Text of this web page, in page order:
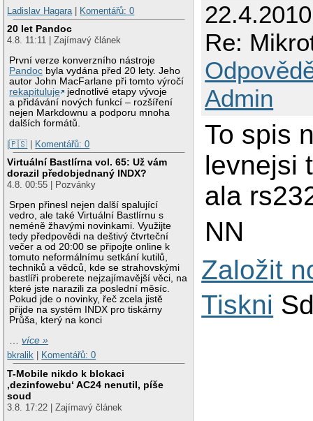
Ladislav Hagara | Komentářů: 0
20 let Pandoc
4.8. 11:11 | Zajímavý článek
První verze konverzního nástroje
Pandoc byla vydána před 20 lety. Jeho
autor John MacFarlane při tomto výročí
rekapituluje
jednotlivé etapy vývoje
a přidávání nových funkcí – rozšíření
nejen Markdownu a podporu mnoha
dalších formátů.
|🇵🇸 | Komentářů: 0
Virtuální Bastlírna vol. 65: Už vám
dorazil předobjednaný INDX?
4.8. 00:55 | Pozvánky
Srpen přinesl nejen další spalující
vedro, ale také Virtuální Bastlírnu s
neméně žhavými novinkami. Využijte
tedy předpovědi na deštivý čtvrteční
večer a od 20:00 se připojte online k
tomuto neformálnímu setkání kutilů,
techniků a vědců, kde se strahovskými
bastlíři proberete nejzajímavější věci, na
které jste narazili za poslední měsíc.
Pokud jde o novinky, řeč zcela jistě
přijde na systém INDX pro tiskárny
Průša, který na konci
…více »
bkralik
Komentářů: 0
T-Mobile nikdo k blokaci
‚dezinfowebu‘ AC24 nenutil, píše
soud
3.8. 17:22 | Zajímavý článek
Re:
Admin
To spis
levnejsi
ala
NN
Založit
Tiskni